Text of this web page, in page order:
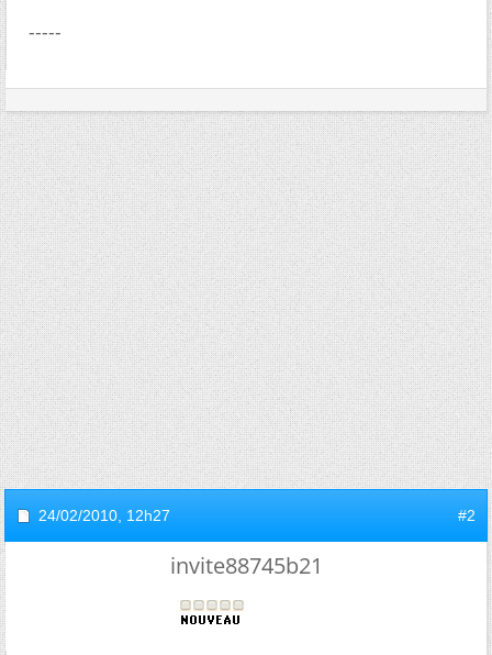
-----
24/02/2010, 12h27 #2
invite88745b21